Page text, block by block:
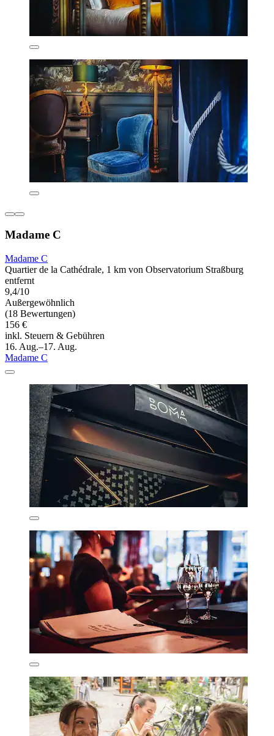
Madame C
Madame C
Quartier de la Cathédrale, 1 km von Observatorium Straßburg
entfernt
9,4/10
Außergewöhnlich
(18 Bewertungen)
156 €
inkl. Steuern & Gebühren
16. Aug.–17. Aug.
Madame C